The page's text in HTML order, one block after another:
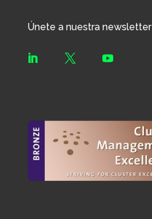
Únete a nuestra newsletter
  